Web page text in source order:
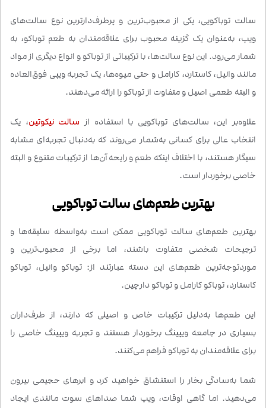
سالت توباکویی، یکی از محبوب‌ترین و پرطرف‌دارترین نوع سالت‌های
ویپ، به‌عنوان یک گزینه محبوب برای علاقه‌مندان به طعم توباکو، به
شمار می‌رود. این نوع سالت‌ها، با ترکیباتی از توباکو و انواع دیگری از مواد
مانند وانیل، کاستارد، کارامل و حتی میوه‌ها، یک تجربه ویپی فوق‌العاده
و البته طعمی اصیل و متفاوت از توباکو را ارائه می‌دهند.
علاوه‌بر این، سالت‌های توباکویی با استفاده از سالت نیکوتین، یک
انتخاب عالی برای کسانی به‌شمار می‌روند که به‌دنبال تجربه‌ای مشابه
سیگار هستند، با اختلاف اینکه طعم و رایحه آن‌ها از ترکیبات متنوع و البته
خاصی برخوردار است.
بهترین طعم‌های سالت توباکویی
بهترین طعم‌های سالت توباکویی ممکن است به‌واسطه سلیقه‌ها و
ترجیحات شخصی متفاوت باشند، اما برخی از محبوب‌ترین و
موردتوجه‌ترین طعم‌های این دسته عبارتند از: توباکو وانیل، توباکو
کاستارد، توباکو کارامل و توباکو دارچین.
این طعم‌ها به‌دلیل ترکیبات خاص و اصیلی که دارند، از طرف‌داران
بسیاری در جامعه ویپینگ برخوردار هستند و تجربه ویپینگ خاصی را
برای علاقه‌مندان به توباکو فراهم می‌کنند.
شما به‌سادگی بخار را استنشاق خواهید کرد و ابرهای حجیمی بیرون
می‌دهید. اما گاهی اوقات، ویپ شما صداهای سوت مانندی ایجاد